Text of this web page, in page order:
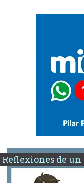
Reflexiones de un